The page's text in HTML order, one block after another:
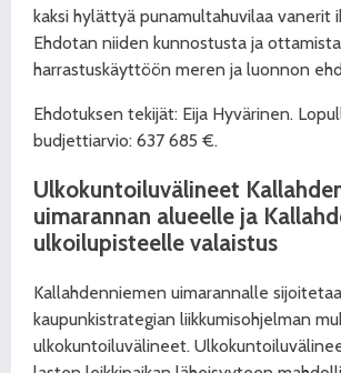
kaksi hylättyä punamultahuvilaa vanerit
Ehdotan niiden kunnostusta ja
harrastuskäyttöön meren ja luonnon
Ehdotuksen tekijät: Eija Hyvärinen.
budjettiarvio: 637 685 €.
Ulkokuntoiluvälineet
uimarannan alueelle ja
ulkoilupisteelle valaistus
Kallahdenniemen uimarannalle
kaupunkistrategian liikkumisohjelman
ulkokuntoiluvälineet.